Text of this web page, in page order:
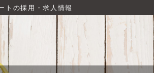
トの採用・求人情報